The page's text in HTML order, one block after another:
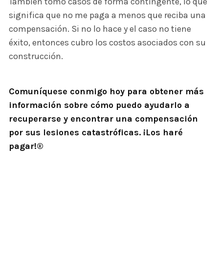
significa que no me paga a menos que reciba una
compensación. Si no lo hace y el caso no tiene
éxito, entonces cubro los costos asociados con su
construcción.
Comuníquese conmigo hoy para obtener más
información sobre cómo puedo ayudarlo a
recuperarse y encontrar una compensación
por sus lesiones catastróficas. ¡Los haré
pagar!®